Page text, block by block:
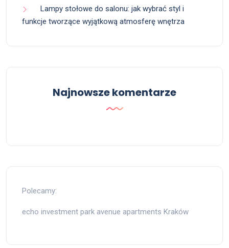
Lampy stołowe do salonu: jak wybrać styl i
funkcje tworzące wyjątkową atmosferę wnętrza
Najnowsze komentarze
Polecamy:
echo investment park avenue apartments Kraków